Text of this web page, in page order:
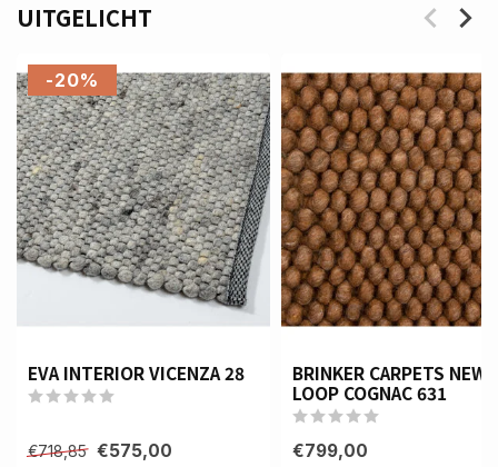
UITGELICHT
-20%
EVA INTERIOR VICENZA 28
€718,85 €575,00
BRINKER CARPETS NEW
LOOP COGNAC 631
€799,00